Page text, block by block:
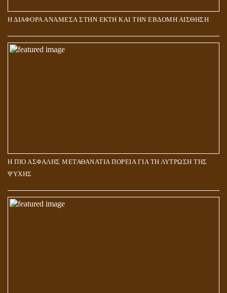
Η ΔΙΑΦΟΡΑ ΑΝΑΜΕΣΑ ΣΤΗΝ ΕΚΤΗ ΚΑΙ ΤΗΝ ΕΒΔΟΜΗ ΑΙΣΘΗΣΗ
Η ΠΙΟ ΑΣΦΑΛΗΣ ΜΕΤΑΘΑΝΑΤΙΑ ΠΟΡΕΙΑ ΓΙΑ ΤΗ ΛΥΤΡΩΣΗ ΤΗΣ
ΨΥΧΗΣ